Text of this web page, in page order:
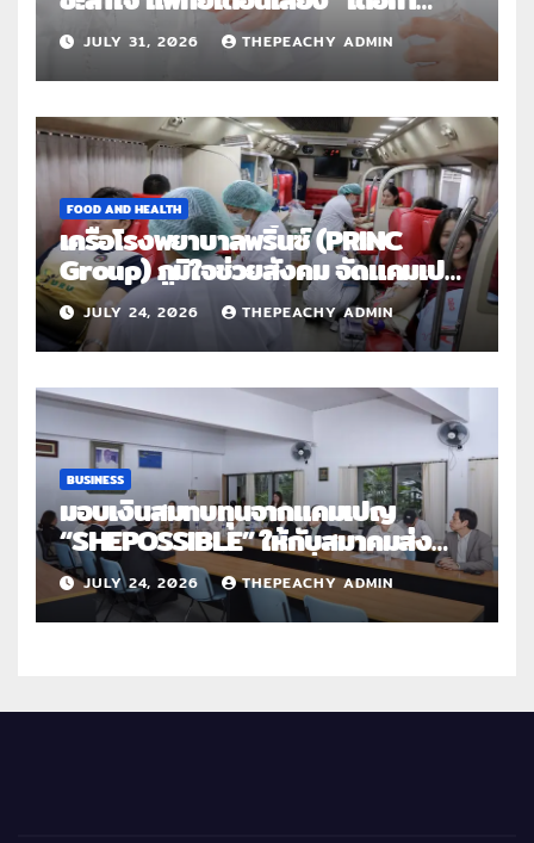
แวง” โรคปลอกหุ้มเอ็นอักเสบจากการ
ใช้งานซ้ำ
JULY 31, 2026 THEPEACHY ADMIN
FOOD AND HEALTH
เครือโรงพยาบาลพริ้นซ์ (PRINC
Group) ภูมิใจช่วยสังคม จัดแคมเปญ
ใหญ่ระดับประเทศ “PRINC ผสาน :
สานต่อการให้ไม่สิ้นสุด”
JULY 24, 2026 THEPEACHY ADMIN
BUSINESS
มอบเงินสมทบทุนจากแคมเปญ
“SHEPOSSIBLE” ให้กับสมาคมส่ง
เสริมสถานภาพสตรีฯ เนื่องในวันสตรี
สากล 2569
JULY 24, 2026 THEPEACHY ADMIN